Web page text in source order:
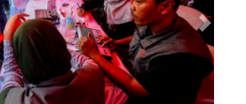
Next